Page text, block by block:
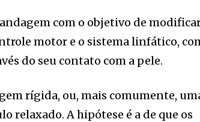
com o objetivo de
motor e o sistema linfático,
do seu contato com a pele.
rígida, ou, mais comumente,
relaxado. A hipótese é a de que os